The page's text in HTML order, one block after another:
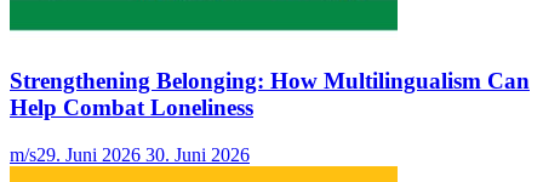
Strengthening Belonging: How Multilingualism Can
Help Combat Loneliness
m/s29. Juni 2026 30. Juni 2026